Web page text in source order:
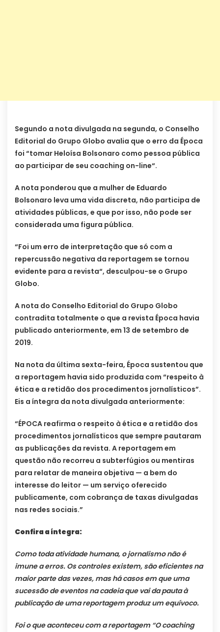
Segundo a nota divulgada na segunda, o Conselho
Editorial do Grupo Globo avalia que o erro da Época
foi “tomar Heloísa Bolsonaro como pessoa pública
ao participar de seu coaching on-line“.
A nota ponderou que a mulher de Eduardo
Bolsonaro leva uma vida discreta, não participa de
atividades públicas, e que por isso, não pode ser
considerada uma figura pública.
“Foi um erro de interpretação que só com a
repercussão negativa da reportagem se tornou
evidente para a revista“, desculpou-se o Grupo
Globo.
A nota do Conselho Editorial do Grupo Globo
contradita totalmente o que a revista Época havia
publicado anteriormente, em 13 de setembro de
2019.
Na nota da última sexta-feira, Época sustentou que
a reportagem havia sido produzida com “respeito à
ética e a retidão dos procedimentos jornalísticos”.
Eis a íntegra da nota divulgada anteriormente:
“ÉPOCA reafirma o respeito à ética e a retidão dos
procedimentos jornalísticos que sempre pautaram
as publicações da revista. A reportagem em
questão não recorreu a subterfúgios ou mentiras
para relatar de maneira objetiva — a bem do
interesse do leitor — um serviço oferecido
publicamente, com cobrança de taxas divulgadas
nas redes sociais.”
Confira a íntegra:
Como toda atividade humana, o jornalismo não é
imune a erros. Os controles existem, são eficientes na
maior parte das vezes, mas há casos em que uma
sucessão de eventos na cadeia que vai da pauta à
publicação de uma reportagem produz um equívoco.
Foi o que aconteceu com a reportagem “O coaching